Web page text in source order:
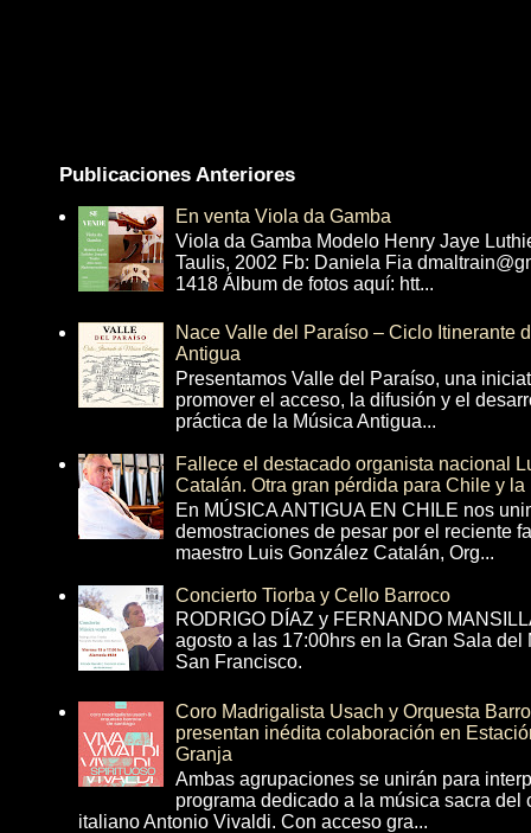
Publicaciones Anteriores
En venta Viola da Gamba
Viola da Gamba Modelo Henry Jaye
Taulis, 2002 Fb: Daniela Fia
1418 Álbum de fotos aquí: htt...
Nace Valle del Paraíso – Ciclo Itinerante
Antigua
Presentamos Valle del Paraíso, una
promover el acceso, la difusión y el
práctica de la Música Antigua...
Fallece el destacado organista nacional
Catalán. Otra gran pérdida para Chile y la
En MÚSICA ANTIGUA EN CHILE nos
demostraciones de pesar por el reciente
maestro Luis González Catalán, Org...
Concierto Tiorba y Cello Barroco
RODRIGO DÍAZ y FERNANDO
agosto a las 17:00hrs en la Gran Sala
San Francisco.
Coro Madrigalista Usach y Orquesta
presentan inédita colaboración en
Granja
Ambas agrupaciones se unirán para
programa dedicado a la música sacra del
italiano Antonio Vivaldi. Con acceso gra...